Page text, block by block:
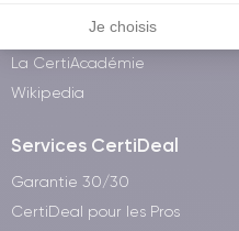
Je choisis
iPhone à 60€
La CertiAcadémie
Wikipedia
Services CertiDeal
Garantie 30/30
CertiDeal pour les Pros